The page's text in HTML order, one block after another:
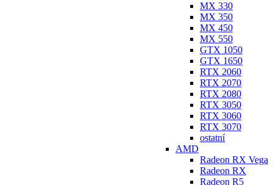
MX 330
MX 350
MX 450
MX 550
GTX 1050
GTX 1650
RTX 2060
RTX 2070
RTX 2080
RTX 3050
RTX 3060
RTX 3070
ostatní
AMD
Radeon RX Vega
Radeon RX
Radeon R5